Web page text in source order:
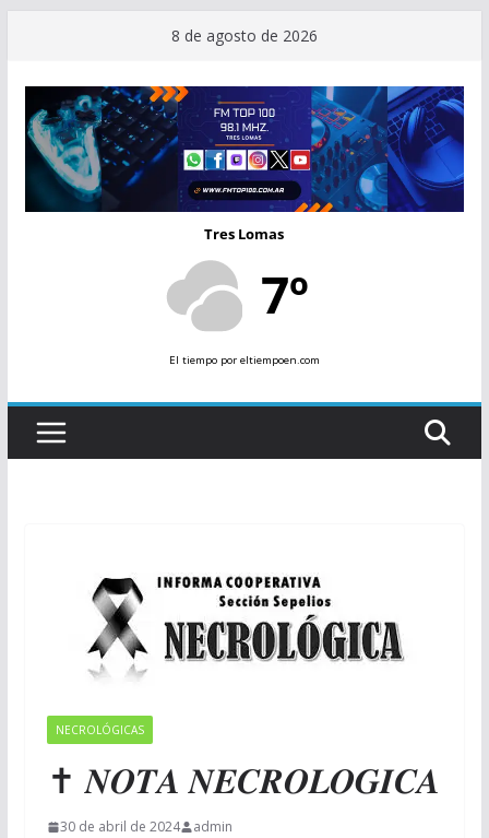
contenido
8 de agosto de 2026
Tres Lomas
7º
El tiempopor eltiempoen.com
NECROLÓGICAS
✝ 𝑵𝑶𝑻𝑨 𝑵𝑬𝑪𝑹𝑶𝑳𝑶𝑮𝑰𝑪𝑨
30 de abril de 2024 admin